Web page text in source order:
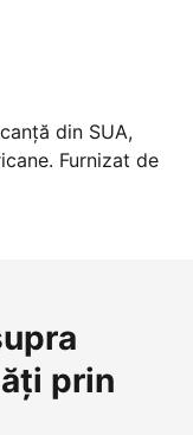
din SUA,
Furnizat de
prin